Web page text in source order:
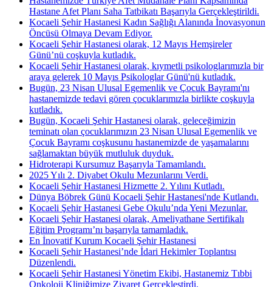
Hastane Afet Planı Saha Tatbikatı Başarıyla Gerçekleştirildi.
Kocaeli Şehir Hastanesi Kadın Sağlığı Alanında İnovasyonun
Öncüsü Olmaya Devam Ediyor.
Kocaeli Şehir Hastanesi olarak, 12 Mayıs Hemşireler
Günü’nü coşkuyla kutladık.
Kocaeli Şehir Hastanesi olarak, kıymetli psikologlarımızla bir
araya gelerek 10 Mayıs Psikologlar Günü'nü kutladık.
Bugün, 23 Nisan Ulusal Egemenlik ve Çocuk Bayramı'nı
hastanemizde tedavi gören çocuklarımızla birlikte coşkuyla
kutladık.
Bugün, Kocaeli Şehir Hastanesi olarak, geleceğimizin
teminatı olan çocuklarımızın 23 Nisan Ulusal Egemenlik ve
Çocuk Bayramı coşkusunu hastanemizde de yaşamalarını
sağlamaktan büyük mutluluk duyduk.
Hidroterapi Kursumuz Başarıyla Tamamlandı.
2025 Yılı 2. Diyabet Okulu Mezunlarını Verdi.
Kocaeli Şehir Hastanesi Hizmette 2. Yılını Kutladı.
Dünya Böbrek Günü Kocaeli Şehir Hastanesi'nde Kutlandı.
Kocaeli Şehir Hastanesi Gebe Okulu’nda Yeni Mezunlar.
Kocaeli Şehir Hastanesi olarak, Ameliyathane Sertifikalı
Eğitim Programı’nı başarıyla tamamladık.
En İnovatif Kurum Kocaeli Şehir Hastanesi
Kocaeli Şehir Hastanesi’nde İdari Hekimler Toplantısı
Düzenlendi.
Kocaeli Şehir Hastanesi Yönetim Ekibi, Hastanemiz Tıbbi
Onkoloji Kliniğimize Ziyaret Gerçekleştirdi.